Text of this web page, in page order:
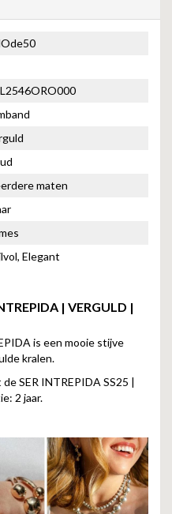
maten
Elegant
| VERGULD |
is een mooie stijve
kralen.
SER INTREPIDA SS25 |
2 jaar.